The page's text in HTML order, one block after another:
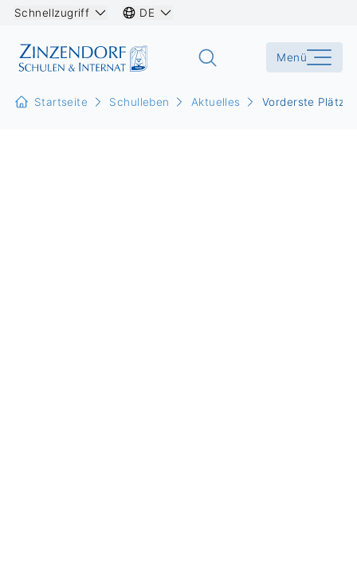
Schnellzugriff DE
Menü
Startseite Schulleben Aktuelles Vorderste